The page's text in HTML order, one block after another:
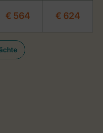
€ 564 € 624